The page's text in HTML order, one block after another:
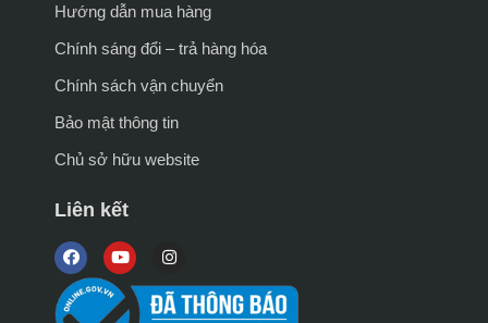
Hướng dẫn mua hàng
Chính sáng đổi – trả hàng hóa
Chính sách vận chuyển
Bảo mật thông tin
Chủ sở hữu website
Liên kết